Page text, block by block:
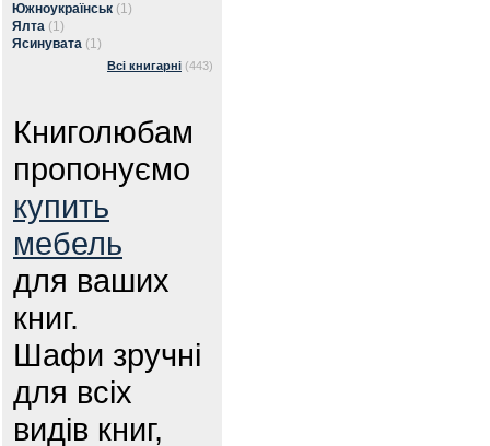
Южноукраїнськ (1)
Ялта (1)
Ясинувата (1)
Всі книгарні (443)
Книголюбам
пропонуємо
купить
мебель
для ваших
книг.
Шафи зручні
для всіх
видів книг,